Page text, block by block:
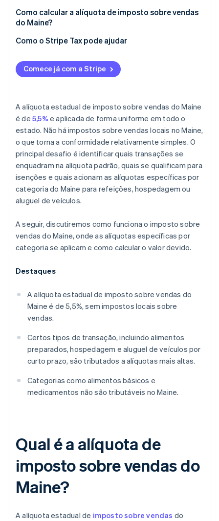
Como calcular a alíquota de imposto sobre vendas
do Maine?
Como o Stripe Tax pode ajudar
Comece já com a Stripe
A alíquota estadual de imposto sobre vendas do Maine
é de 5,5% e aplicada de forma uniforme em todo o
estado. Não há impostos sobre vendas locais no Maine,
o que torna a conformidade relativamente simples. O
principal desafio é identificar quais transações se
enquadram na alíquota padrão, quais se qualificam para
isenções e quais acionam as alíquotas específicas por
categoria do Maine para refeições, hospedagem ou
aluguel de veículos.
A seguir, discutiremos como funciona o imposto sobre
vendas do Maine, onde as alíquotas específicas por
categoria se aplicam e como calcular o valor devido.
Destaques
A alíquota estadual de imposto sobre vendas do
Maine é de 5,5%, sem impostos locais sobre
vendas.
Certos tipos de transação, incluindo alimentos
preparados, hospedagem e aluguel de veículos por
curto prazo, são tributados a alíquotas mais altas.
Categorias como alimentos básicos e
medicamentos não são tributáveis no Maine.
Qual é a alíquota de
imposto sobre vendas do
Maine?
A alíquota estadual de imposto sobre vendas do